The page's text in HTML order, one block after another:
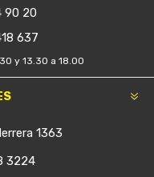
90 20
637
y 13.30 a 18.00
1363
3224